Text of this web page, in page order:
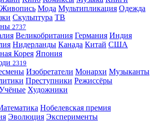
Живопись Мода Мультипликация Одежда
Скульптура ТВ
2737
Великобритания Германия Индия
Нидерланды Канада Китай США
Корея Япония
2319
Изобретатели Монархи Музыканты
Преступники Режиссёры
Художники
Нобелевская премия
Эволюция Эксперименты